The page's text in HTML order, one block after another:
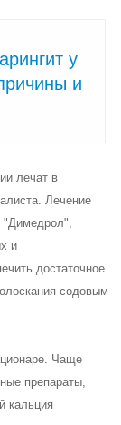
у
и
лечат в
Лечение
"Димедрол",
и
достаточное
содовым
Чаще
препараты,
кальция